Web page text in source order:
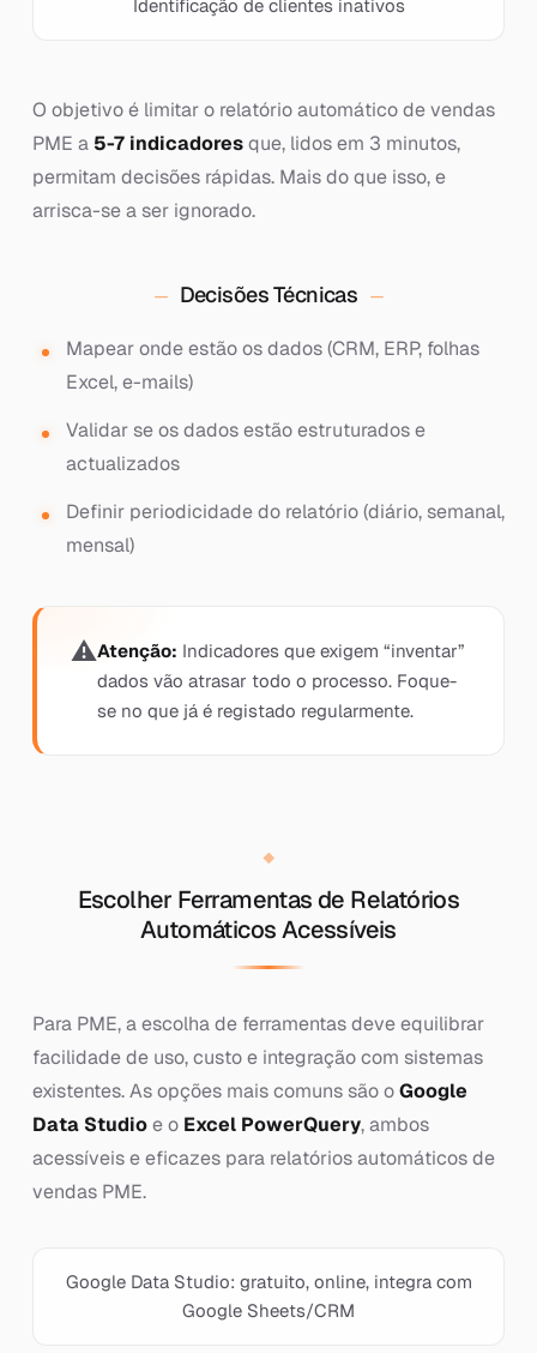
Identificação de clientes inativos
O objetivo é limitar o relatório automático de vendas
PME a 5-7 indicadoresque, lidos em 3 minutos,
permitam decisões rápidas. Mais do que isso, e
arrisca-se a ser ignorado.
Decisões Técnicas
Mapear onde estão os dados (CRM, ERP, folhas
Excel, e-mails)
Validar se os dados estão estruturados e
actualizados
Definir periodicidade do relatório (diário, semanal,
mensal)
Atenção: Indicadores que exigem “inventar”
dados vão atrasar todo o processo. Foque-
se no que já é registado regularmente.
Escolher Ferramentas de Relatórios
Automáticos Acessíveis
Para PME, a escolha de ferramentas deve equilibrar
facilidade de uso, custo e integração com sistemas
existentes. As opções mais comuns são oGoogle
Data Studioe o Excel PowerQuery, ambos
acessíveis e eficazes para relatórios automáticos de
vendas PME.
Google Data Studio: gratuito, online, integra com
Google Sheets/CRM